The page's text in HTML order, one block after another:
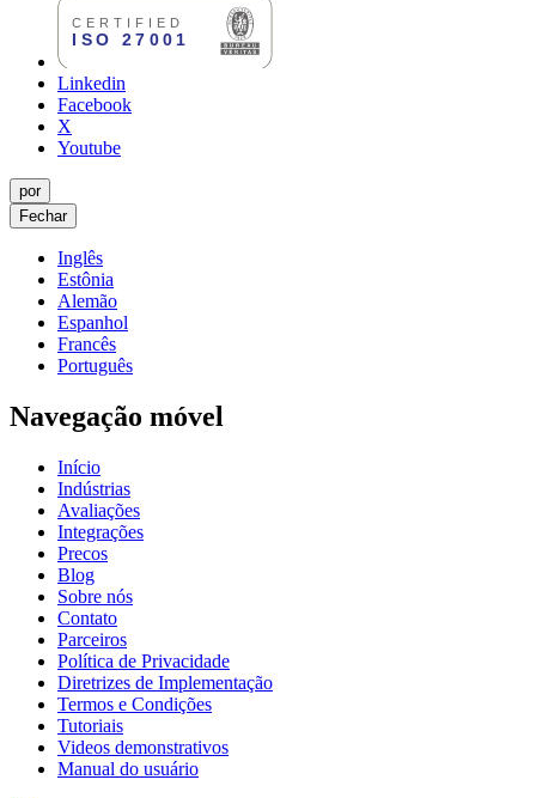
Linkedin
Facebook
X
Youtube
por
Fechar
Inglês
Estônia
Alemão
Espanhol
Francês
Português
Navegação móvel
Início
Indústrias
Avaliações
Integrações
Precos
Blog
Sobre nós
Contato
Parceiros
Política de Privacidade
Diretrizes de Implementação
Termos e Condições
Tutoriais
Videos demonstrativos
Manual do usuário